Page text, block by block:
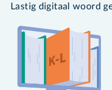
Lastig digitaal woord